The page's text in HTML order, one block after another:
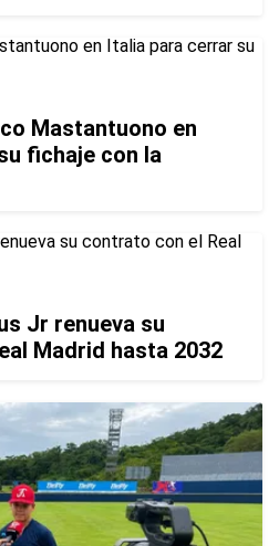
Mastantuono en
fichaje con la
Jr renueva su
Madrid hasta 2032